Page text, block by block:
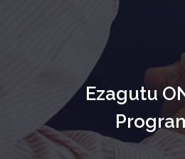
Ezagutu